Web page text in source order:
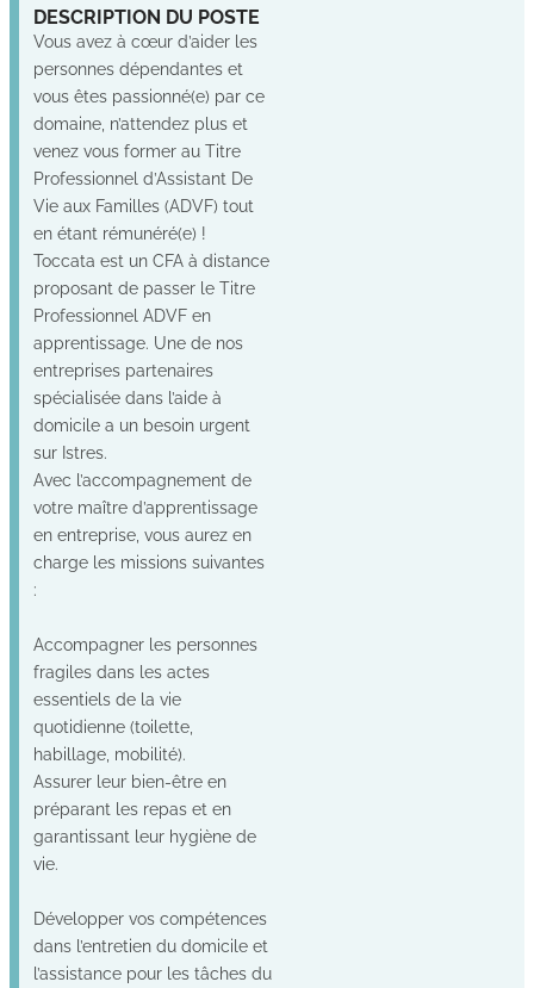
DESCRIPTION DU POSTE
Vous avez à cœur d’aider les
personnes dépendantes et
vous êtes passionné(e) par ce
domaine, n’attendez plus et
venez vous former au Titre
Professionnel d’Assistant De
Vie aux Familles (ADVF) tout
en étant rémunéré(e) !
Toccata est un CFA à distance
proposant de passer le Titre
Professionnel ADVF en
apprentissage. Une de nos
entreprises partenaires
spécialisée dans l’aide à
domicile a un besoin urgent
sur Istres.
Avec l’accompagnement de
votre maître d’apprentissage
en entreprise, vous aurez en
charge les missions suivantes
:
Accompagner les personnes
fragiles dans les actes
essentiels de la vie
quotidienne (toilette,
habillage, mobilité).
Assurer leur bien-être en
préparant les repas et en
garantissant leur hygiène de
vie.
Développer vos compétences
dans l’entretien du domicile et
l’assistance pour les tâches du